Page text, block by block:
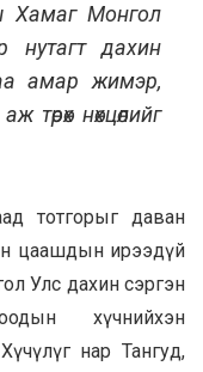
Хамаг Монгол
нутагт дахин
амар жимэр,
төрөх нөхцөлийг
тотгорыг даван
цаашдын ирээдүй
Улс дахин сэргэн
хүчнийхэн
нар Тангуд,